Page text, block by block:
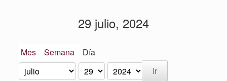
29 julio, 2024
Mes Semana Día
Mes
Día
Año